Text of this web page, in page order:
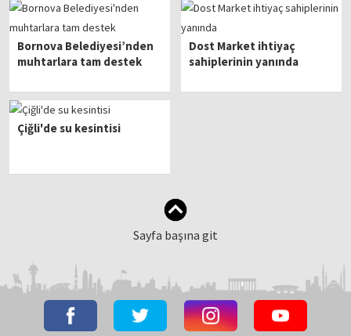
Bornova Belediyesi’nden
muhtarlara tam destek
Dost Market ihtiyaç
sahiplerinin yanında
Çiğli'de su kesintisi
Sayfa başına git